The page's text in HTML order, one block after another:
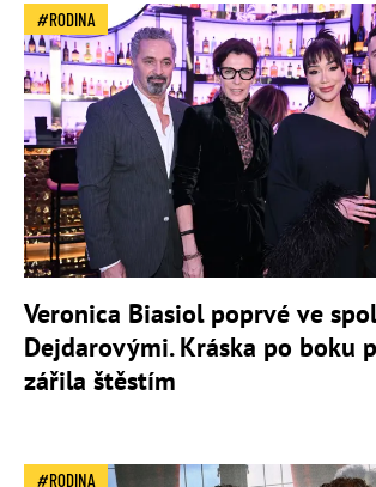
RODINA
Veronica Biasiol poprvé ve
Dejdarovými. Kráska po boku
zářila štěstím
RODINA